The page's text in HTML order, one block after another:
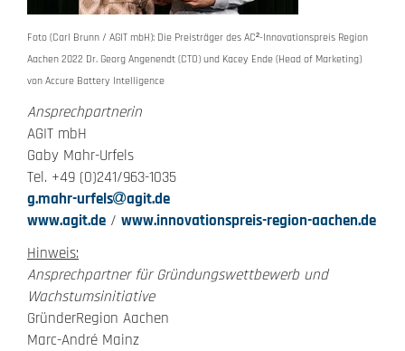
Foto (Carl Brunn / AGIT mbH): Die Preisträger des AC²-Innovationspreis Region
Aachen 2022 Dr. Georg Angenendt (CTO) und Kacey Ende (Head of Marketing)
von Accure Battery Intelligence
Ansprechpartnerin
AGIT mbH
Gaby Mahr-Urfels
Tel. +49 (0)241/963-1035
g.mahr-urfels
agit.de
www.agit.de / www.innovationspreis-region-aachen.de
Hinweis:
Ansprechpartner für Gründungswettbewerb und
Wachstumsinitiative
GründerRegion Aachen
Marc-André Mainz